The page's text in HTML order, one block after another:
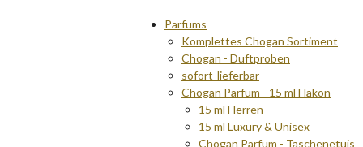
Parfums
Komplettes Chogan Sortiment
Chogan - Duftproben
sofort-lieferbar
Chogan Parfüm - 15 ml Flakon
15 ml Herren
15 ml Luxury & Unisex
Chogan Parfum - Taschenetuis